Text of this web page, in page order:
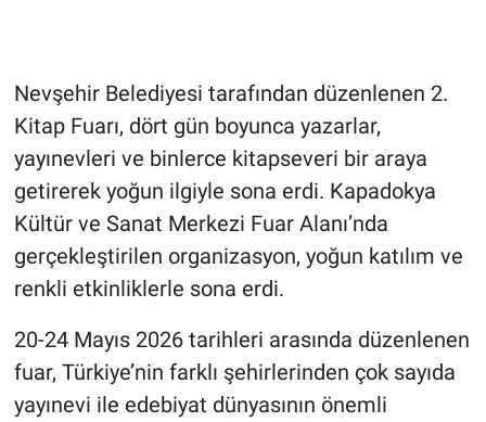
Nevşehir Belediyesi tarafından düzenlenen 2.
Kitap Fuarı, dört gün boyunca yazarlar,
yayınevleri ve binlerce kitapseveri bir araya
getirerek yoğun ilgiyle sona erdi. Kapadokya
Kültür ve Sanat Merkezi Fuar Alanı’nda
gerçekleştirilen organizasyon, yoğun katılım ve
renkli etkinliklerle sona erdi.
20-24 Mayıs 2026 tarihleri arasında düzenlenen
fuar, Türkiye’nin farklı şehirlerinden çok sayıda
yayınevi ile edebiyat dünyasının önemli
Kayseri
Niğde
Aksaray
Kırşehir
Yerel
Genel